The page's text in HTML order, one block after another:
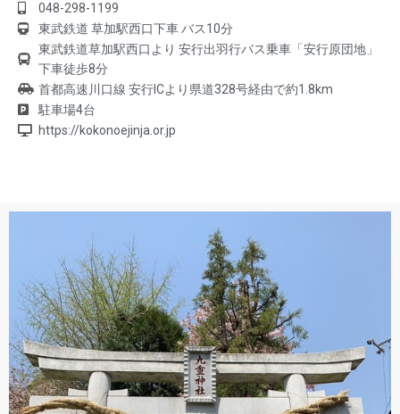
048-298-1199
東武鉄道 草加駅西口下車 バス10分
東武鉄道草加駅西口より 安行出羽行バス乗車「安行原団地」
下車徒歩8分
首都高速川口線 安行ICより県道328号経由で約1.8km
駐車場4台
https://kokonoejinja.or.jp